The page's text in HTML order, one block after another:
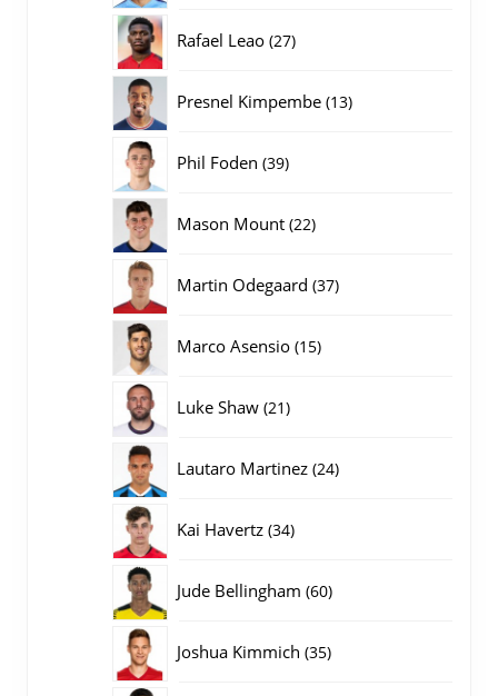
Rafael Leao 2727
Presnel Kimpembe 1313
Phil Foden 3939
Mason Mount 2222
Martin Odegaard 3737
Marco Asensio 1515
Luke Shaw 2121
Lautaro Martinez 2424
Kai Havertz 3434
Jude Bellingham 6060
Joshua Kimmich 3535